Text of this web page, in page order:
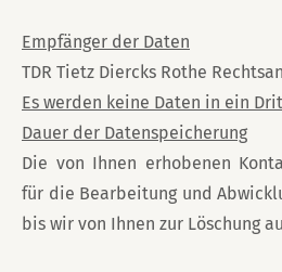
Empfänger der Daten
TDR Tietz Diercks Rothe
Es werden keine Daten in ein
Dauer der Datenspeicherung
Die von Ihnen erhobenen
für die Bearbeitung und
bis wir von Ihnen zur Löschung